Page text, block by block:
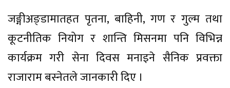
जङ्गीअङ्डामातहत पृतना, बाहिनी, गण र गुल्म तथा
कूटनीतिक नियोग र शान्ति मिसनमा पनि विभिन्न
कार्यक्रम गरी सेना दिवस मनाइने सैनिक प्रवक्ता
राजाराम बस्नेतले जानकारी दिए ।